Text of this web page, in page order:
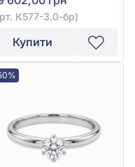
К577-3.0-бр)
Купити